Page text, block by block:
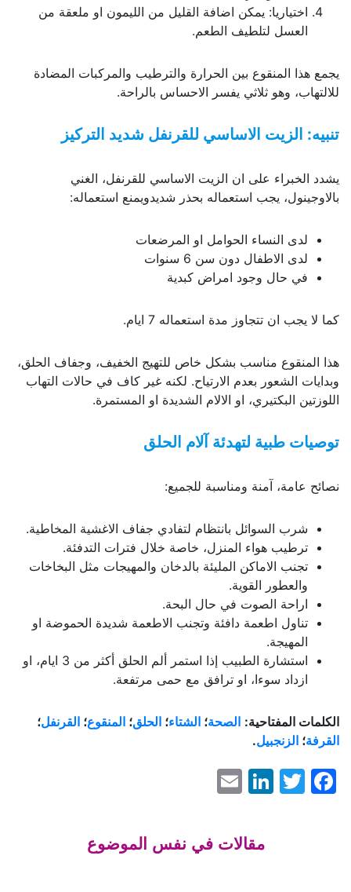
اختياريا: يمكن اضافة القليل من الليمون او ملعقة من
العسل لتلطيف الطعم.
يجمع هذا المنقوع بين الحرارة والترطيب والمركبات المضادة
للالتهاب، وهو ثلاثي يفسر الاحساس بالراحة.
تنبيه: الزيت الاساسي للقرنفل شديد التركيز
يشدد الخبراء على ان الزيت الاساسي للقرنفل، الغني
بالاوجينول، يجب استعماله بحذر شديدويمنع استعماله:
لدى النساء الحوامل او المرضعات
لدى الاطفال دون سن 6 سنوات
في حال وجود امراض كبدية
كما لا يجب ان تتجاوز مدة استعماله 7 ايام.
هذا المنقوع مناسب بشكل خاص للتهيج الخفيف، وجفاف الحلق،
وبدايات الشعور بعدم الارتياح. لكنه غير كاف في حالات التهاب
اللوزتين البكتيري، او الالام الشديدة او المستمرة.
توصيات طبية لتهدئة آلام الحلق
نصائح عامة، آمنة ومناسبة للجميع:
شرب السوائل بانتظام لتفادي جفاف الاغشية المخاطية.
ترطيب هواء المنزل، خاصة خلال فترات التدفئة.
تجنب الاماكن المليئة بالدخان والمهيجات مثل البخاخات
والعطور القوية.
اراحة الصوت في حال البحة.
تناول اطعمة دافئة وتجنب الاطعمة شديدة الحموضة او
المهيجة.
استشارة الطبيب إذا استمر ألم الحلق أكثر من 3 ايام، او
ازداد سوءا، او ترافق مع حمى مرتفعة.
الكلمات المفتاحية: الصحة؛ الشتاء؛ الحلق؛ المنقوع؛ القرنفل؛
القرفة؛ الزنجبيل.
Facebook
Twitter
LinkedIn
مقالات في نفس الموضوع